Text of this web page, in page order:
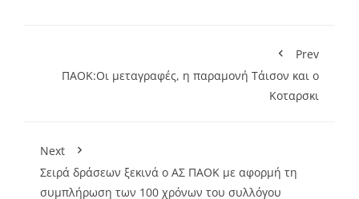
Prev
ΠΑΟΚ:Οι μεταγραφές, η παραμονή Τάισον και ο
Κοταρσκι
Next
Σειρά δράσεων ξεκινά ο ΑΣ ΠΑΟΚ με αφορμή τη
συμπλήρωση των 100 χρόνων του συλλόγου